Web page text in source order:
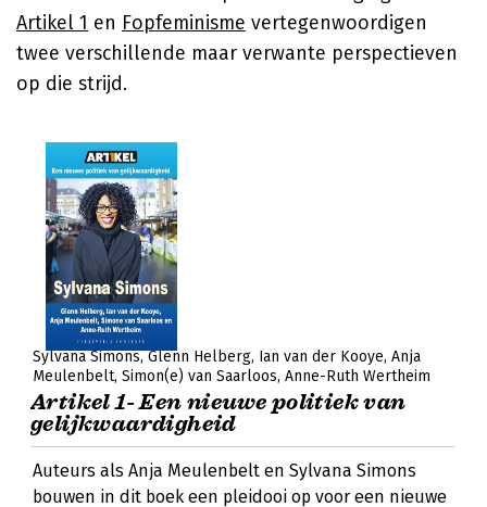
Artikel 1 en Fopfeminisme vertegenwoordigen
twee verschillende maar verwante perspectieven
op die strijd.
Sylvana Simons Glenn Helberg Ian van der Kooye Anja
Meulenbelt Simon(e) van Saarloos Anne-Ruth Wertheim
Artikel 1- Een nieuwe politiek van
gelijkwaardigheid
Auteurs als Anja Meulenbelt en Sylvana Simons
bouwen in dit boek een pleidooi op voor een nieuwe